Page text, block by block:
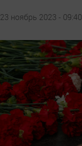
23 ноябрь 2023 - 09:40